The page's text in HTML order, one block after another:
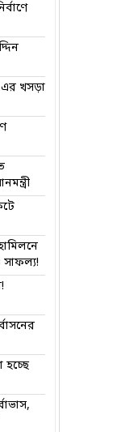
খসড়া
সাফল্য!
হচ্ছে